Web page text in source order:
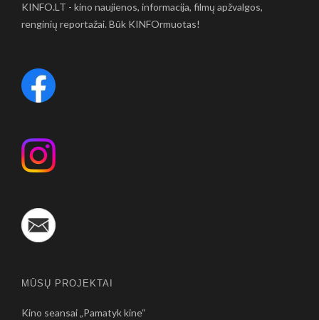
KINFO.LT - kino naujienos, informacija, filmų apžvalgos,
renginių reportažai. Būk KINFOrmuotas!
MŪSŲ PROJEKTAI
Kino seansai „Pamatyk kine“